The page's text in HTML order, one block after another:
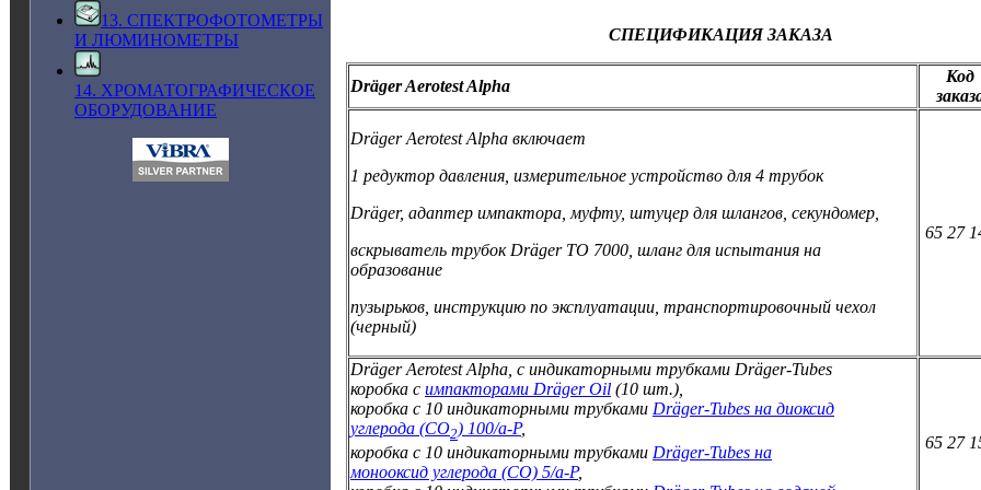
13. СПЕКТРОФОТОМЕТРЫ
И ЛЮМИНОМЕТРЫ
14. ХРОМАТОГРАФИЧЕСКОЕ
ОБОРУДОВАНИЕ
СПЕЦИФИКАЦИЯ ЗАКАЗА
Dräger Aerotest Alpha
Код
Dräger Aerotest Alpha включает
1 редуктор давления, измерительное устройство для 4 трубок
Dräger, адаптер импактора, муфту, штуцер для шлангов, секундомер,
вскрыватель трубок Dräger TO 7000, шланг для испытания на
образование
пузырьков, инструкцию по эксплуатации, транспортировочный чехол
(черный)
65 27
Dräger Aerotest Alpha, с индикаторными трубками Dräger-Tubes
коробка с импакторами Dräger Oil (10 шт.),
коробка с 10 индикаторными трубками Dräger-Tubes на диоксид
углерода (CO2) 100/a-P,
коробка с 10 индикаторными трубками Dräger-Tubes на
монооксид углерода (CO) 5/a-P,
65 27